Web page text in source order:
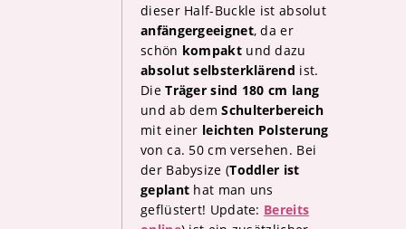
dieser Half-Buckle ist absolut
anfängergeeignet, da er
schön kompaktund dazu
absolut selbsterklärend ist.
DieTräger sind 180 cm lang
und ab demSchulterbereich
mit einer leichten Polsterung
von ca. 50 cm versehen. Bei
der Babysize (Toddler ist
geplant hat man uns
geflüstert! Update: Bereits